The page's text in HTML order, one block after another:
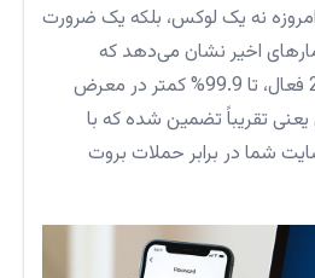
نه یک لوکس، بلکه یک ضرورت
اخیر نشان می‌دهد که
حساب‌های کاربری با 2FA فعال، تا 99.9% کمتر در معرض
تقریباً تضمین شده که با
شما در برابر حملات بروت